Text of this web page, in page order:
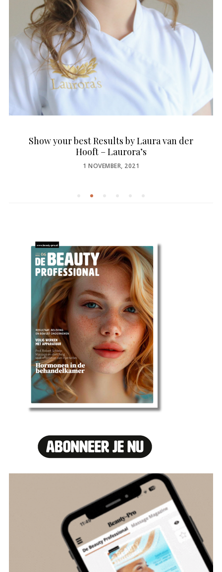
Show your best Results by Laura van der
Hooft – Laurora’s
POSTED
1 NOVEMBER, 2021